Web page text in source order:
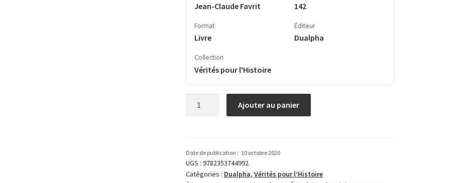
Jean-Claude Favrit 142
Format
Livre
Éditeur
Dualpha
Collection
Vérités pour l'Histoire
une
enfance
en
Ajouter au panier
Date de publication : 10 octobre 2020
UGS : 9782353744992
Catégories : Dualpha, Vérités pour l’Histoire